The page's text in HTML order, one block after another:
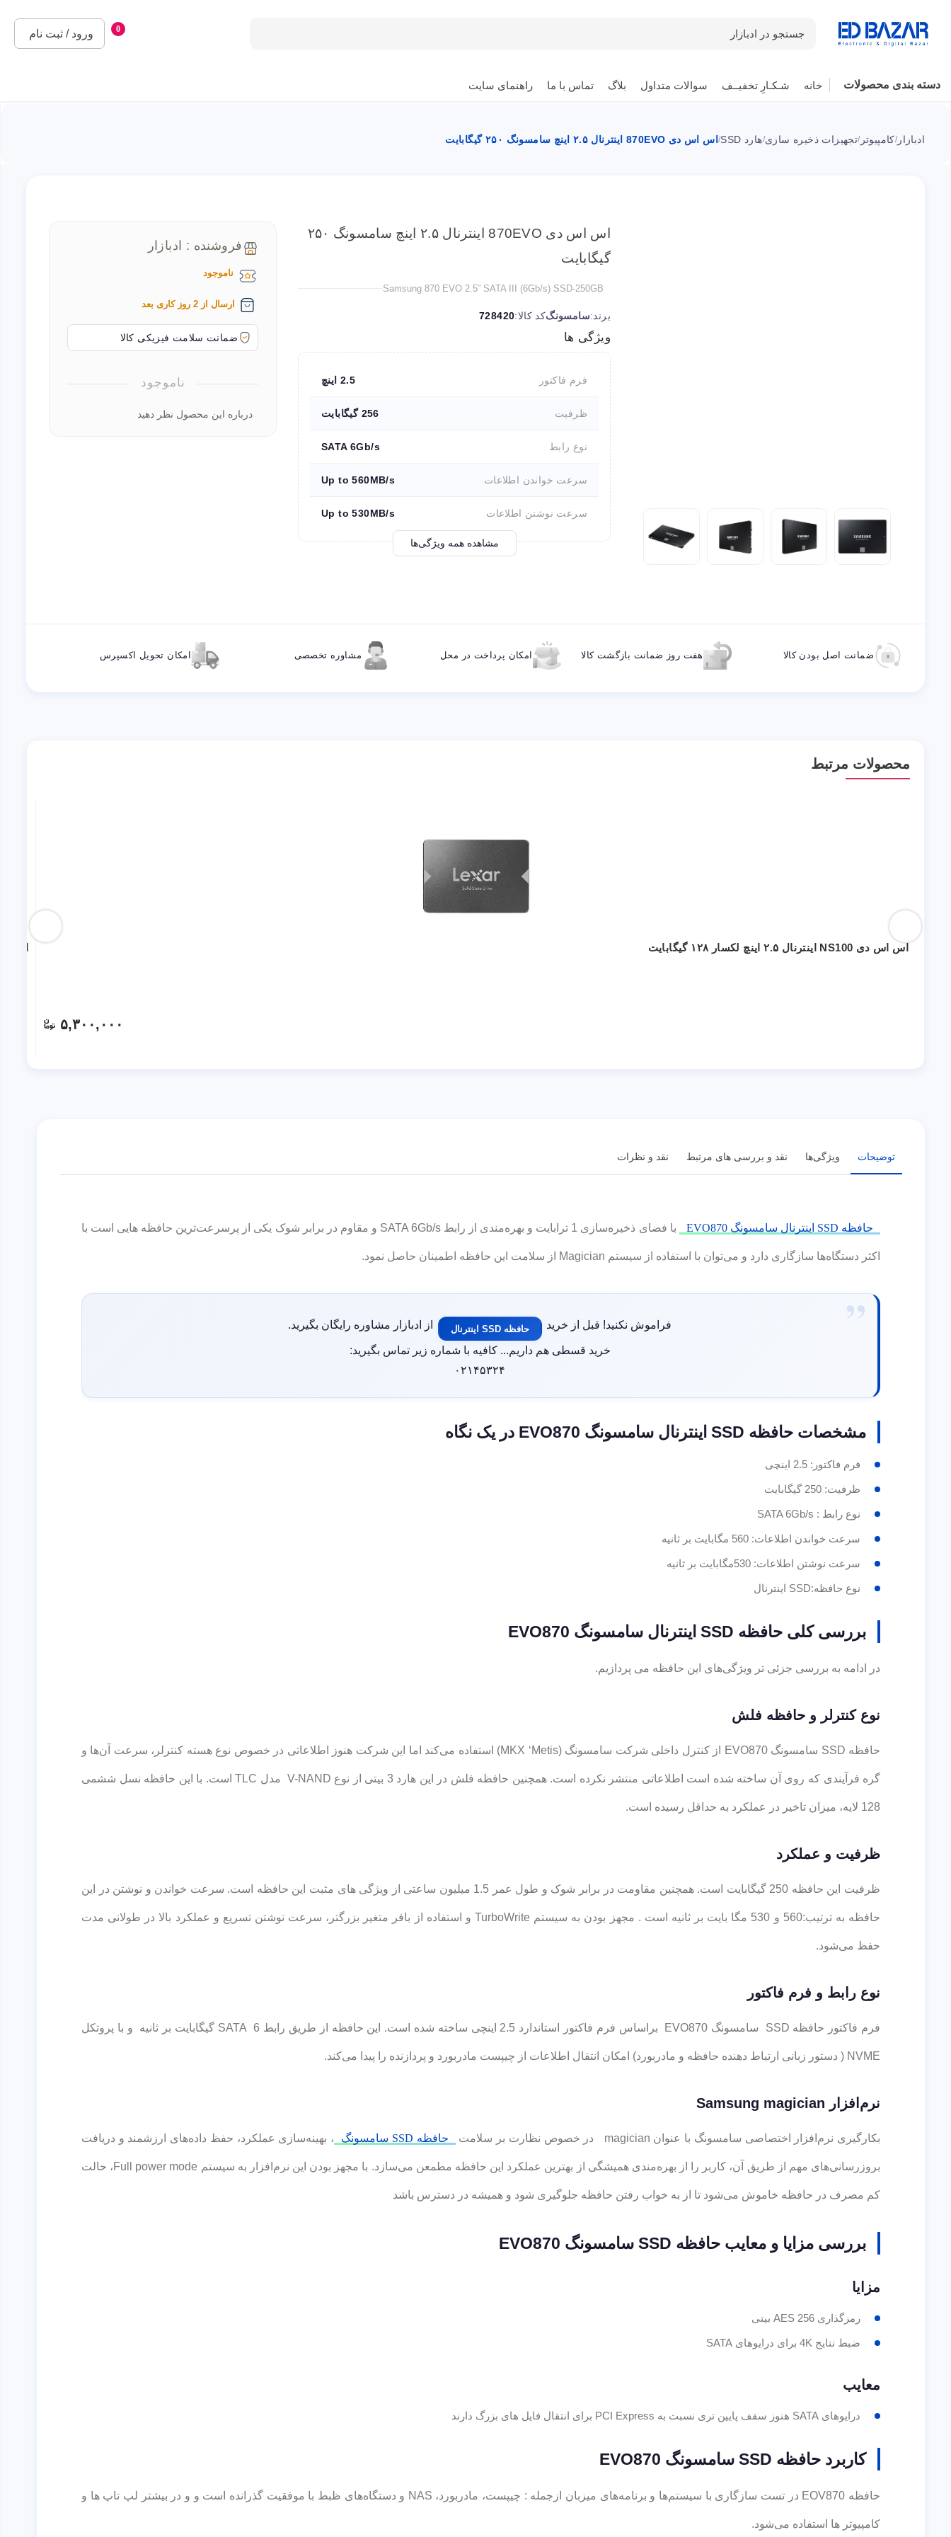
جستجو در ادبازار 0 ورود / ثبت نام
دسته بندی محصولات خانه شـکـارِ تخفیــف سوالات متداول بلاگ تماس با ما راهنمای سایت
ادبازار /کامپیوتر /تجهیزات ذخیره سازی/هارد SSD / اس اس دی 870EVO اینترنال ۲.۵ اینچ سامسونگ ۲۵۰ گیگابایت
اس اس دی 870EVO اینترنال ۲.۵ اینچ سامسونگ ۲۵۰
گیگابایت
Samsung 870 EVO 2.5” SATA III (6Gb/s) SSD-250GB
برند:سامسونگکد کالا:728420
ویژگی ها
فرم فاکتور 2.5 اینچ
ظرفیت 256 گیگابایت
نوع رابط SATA 6Gb/s
سرعت خواندن اطلاعات Up to 560MB/s
سرعت نوشتن اطلاعات Up to 530MB/s
مشاهده همه ویژگی‌ها
فروشنده : ادبازار
ناموجود
ارسال از 2 روز کاری بعد
ضمانت سلامت فیزیکی کالا
ناموجود
درباره این محصول نظر دهید
ضمانت اصل بودن کالا هفت روز ضمانت بازگشت کالا امکان پرداخت در محل مشاوره تخصصی امکان تحویل اکسپرس
محصولات مرتبط
اس اس دی NS100 اینترنال ۲.۵ اینچ لکسار ۱۲۸ گیگابایت
۵,۳۰۰,۰۰۰
توضیحات ویژگی‌ها نقد و بررسی های مرتبط نقد و نظرات
حافظه SSD اینترنال سامسونگ EVO870 با فضای ذخیره‌سازی 1 ترابایت و بهره‌مندی از رابط SATA 6Gb/s و مقاوم در برابر شوک یکی از پرسرعت‌ترین حافظه هایی است با
اکثر دستگاه‌ها سازگاری دارد و می‌توان با استفاده از سیستم Magician از سلامت این حافظه اطمینان حاصل نمود.
فراموش نکنید! قبل از خرید حافظه SSD اینترنال از ادبازار مشاوره رایگان بگیرید.
خرید قسطی هم داریم... کافیه با شماره زیر تماس بگیرید:
۰۲۱۴۵۳۲۴
مشخصات حافظه SSD اینترنال سامسونگ EVO870 در یک نگاه
فرم فاکتور: 2.5 اینچی
ظرفیت: 250 گیگابایت
نوع رابط : SATA 6Gb/s
سرعت خواندن اطلاعات: 560 مگابایت بر ثانیه
سرعت نوشتن اطلاعات: 530مگابایت بر ثانیه
نوع حافظه:SSD اینترنال
بررسی کلی حافظه SSD اینترنال سامسونگ EVO870
در ادامه به بررسی جزئی تر ویژگی‌های این حافظه می‌ پردازیم.
نوع کنترلر و حافظه فلش
حافظه SSD سامسونگ EVO870 از کنترل داخلی شرکت سامسونگ (MKX ‘Metis) استفاده می‌کند اما این شرکت هنوز اطلاعاتی در خصوص نوع هسته کنترلر، سرعت آن‌ها و
گره فرآیندی که روی آن ساخته شده است اطلاعاتی منتشر نکرده است. همچنین حافظه فلش در این هارد 3 بیتی از نوع V-NAND مدل TLC است. با این حافظه نسل ششمی
128 لایه، میزان تاخیر در عملکرد به حداقل رسیده است.
ظرفیت و عملکرد
ظرفیت این حافظه 250 گیگابایت است. همچنین مقاومت در برابر شوک و طول عمر 1.5 میلیون ساعتی از ویژگی های مثبت این حافظه است. سرعت خواندن و نوشتن در این
حافظه به ترتیب:560 و 530 مگا بایت بر ثانیه است . مجهز بودن به سیستم TurboWrite و استفاده از بافر متغیر بزرگتر، سرعت نوشتن تسریع و عملکرد بالا در طولانی مدت
حفظ می‌شود.
نوع رابط و فرم فاکتور
فرم فاکتور حافظه SSD سامسونگ EVO870 براساس فرم فاکتور استاندارد 2.5 اینچی ساخته شده است. این حافظه از طریق رابط SATA 6 گیگابایت بر ثانیه و با پروتکل
NVME ( دستور زبانی ارتباط دهنده حافظه و مادربورد) امکان انتقال اطلاعات از چیپست مادربورد و پردازنده را پیدا می‌کند.
نرم‌افزار Samsung magician
بکارگیری نرم‌افزار اختصاصی سامسونگ با عنوان magician در خصوص نظارت بر سلامت حافظه SSD سامسونگ ، بهینه‌سازی عملکرد، حفظ داده‌های ارزشمند و دریافت
بروزرسانی‌های مهم از طریق آن، کاربر را از بهره‌مندی همیشگی از بهترین عملکرد این حافظه مطمعن می‌سازد. با مجهز بودن این نرم‌افزار به سیستم Full power mode، حالت
کم مصرف در حافظه خاموش می‌شود تا از به خواب رفتن حافظه جلوگیری شود و همیشه در دسترس باشد
بررسی مزایا و معایب حافظه SSD سامسونگ EVO870
مزایا
رمزگذاری AES 256 بیتی
ضبط نتایج 4K برای درایوهای SATA
معایب
درایوهای SATA هنوز سقف پایین تری نسبت به PCI Express برای انتقال فایل های بزرگ دارند
کاربرد حافظه SSD سامسونگ EVO870
حافظه EOV870 در تست سازگاری با سیستم‌ها و برنامه‌های میزبان ازجمله : چیپست، مادربورد، NAS و دستگاه‌های ظبط با موفقیت گذرانده است و و در بیشتر لپ تاپ ها و
کامپیوتر ها استفاده می‌شود.